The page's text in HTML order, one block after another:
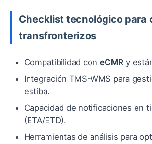
Checklist tecnológico para
transfronterizos
Compatibilidad con eCMR y
Integración TMS-WMS para
estiba.
Capacidad de notificaciones en
(ETA/ETD).
Herramientas de análisis para